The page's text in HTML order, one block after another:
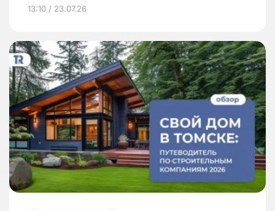
13:10 / 23.07.26